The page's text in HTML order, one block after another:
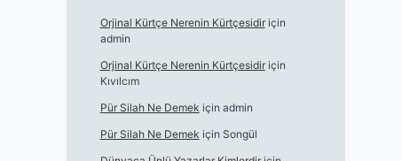
Orjinal Kürtçe Nerenin Kürtçesidiriçin
admin
Orjinal Kürtçe Nerenin Kürtçesidiriçin
Kıvılcım
Pür Silah Ne Demek için admin
Pür Silah Ne Demek için Songül